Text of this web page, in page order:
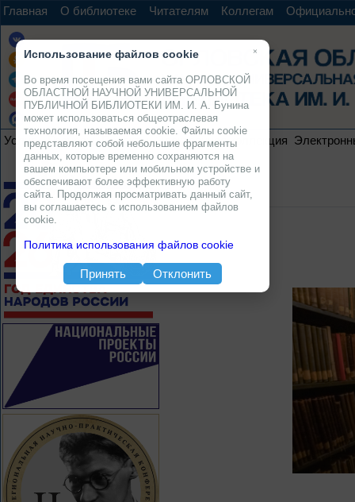
Главная О библиотеке Читателям Коллегам
Услуги Ресурсы Проекты Электронная коллекция
×
Использование файлов cookie
Во время посещения вами сайта ОРЛОВСКОЙ
ОБЛАСТНОЙ НАУЧНОЙ УНИВЕРСАЛЬНОЙ
ПУБЛИЧНОЙ БИБЛИОТЕКИ ИМ. И. А. Бунина
может использоваться общеотраслевая
технология, называемая cookie. Файлы cookie
представляют собой небольшие фрагменты
данных, которые временно сохраняются на
вашем компьютере или мобильном устройстве и
обеспечивают более эффективную работу
сайта. Продолжая просматривать данный сайт,
вы соглашаетесь с использованием файлов
cookie.
Политика использования файлов cookie
Принять Отклонить